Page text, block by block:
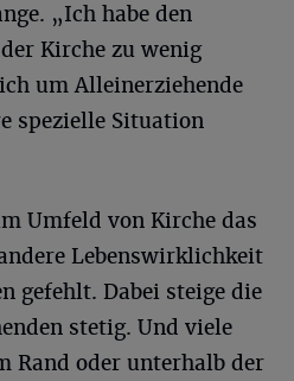
„Ich habe den
Kirche zu wenig
um Alleinerziehende
spezielle Situation
Umfeld von Kirche das
Lebenswirklichkeit
gefehlt. Dabei steige die
stetig. Und viele
Rand oder unterhalb der